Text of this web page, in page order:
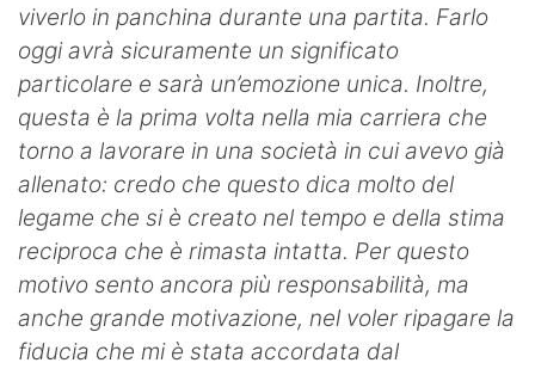
viverlo in panchina durante una partita. Farlo
oggi avrà sicuramente un significato
particolare e sarà un’emozione unica. Inoltre,
questa è la prima volta nella mia carriera che
torno a lavorare in una società in cui avevo già
allenato: credo che questo dica molto del
legame che si è creato nel tempo e della stima
reciproca che è rimasta intatta. Per questo
motivo sento ancora più responsabilità, ma
anche grande motivazione, nel voler ripagare la
fiducia che mi è stata accordata dal